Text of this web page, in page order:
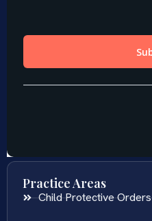
Practice Areas
Child Protective Orders